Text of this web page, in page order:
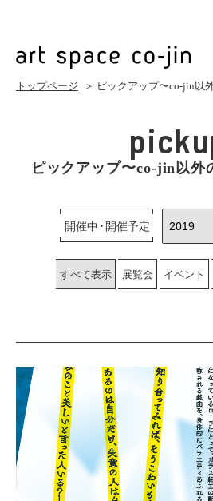
トップページ ＞ ピックアップ〜co-jin以
ピックアップ〜co-jin以外
開催中・開催予定
すべて表示 展覧会 イベント